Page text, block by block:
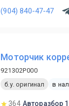
(904) 840-47-47
Моторчик
921302P000
б.у. оригинал
в
364 Авторазбор